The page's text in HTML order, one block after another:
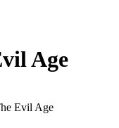
Age
Evil Age